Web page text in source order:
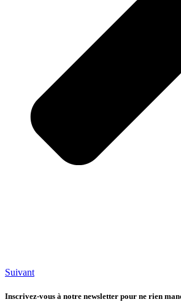
Suivant
Inscrivez-vous à notre newsletter pour ne rien